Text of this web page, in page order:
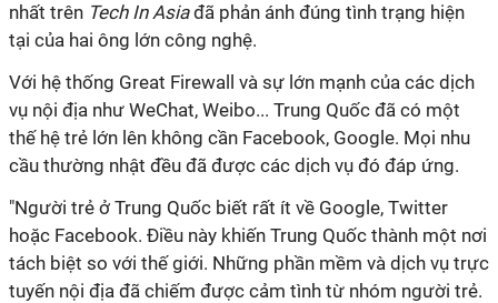
nhất trên Tech In Asiađã phản ánh đúng tình trạng hiện
tại của hai ông lớn công nghệ.
Với hệ thống Great Firewall và sự lớn mạnh của các dịch
vụ nội địa như WeChat, Weibo... Trung Quốc đã có một
thế hệ trẻ lớn lên không cần Facebook, Google. Mọi nhu
cầu thường nhật đều đã được các dịch vụ đó đáp ứng.
"Người trẻ ở Trung Quốc biết rất ít về Google, Twitter
hoặc Facebook. Điều này khiến Trung Quốc thành một nơi
tách biệt so với thế giới. Những phần mềm và dịch vụ trực
tuyến nội địa đã chiếm được cảm tình từ nhóm người trẻ.